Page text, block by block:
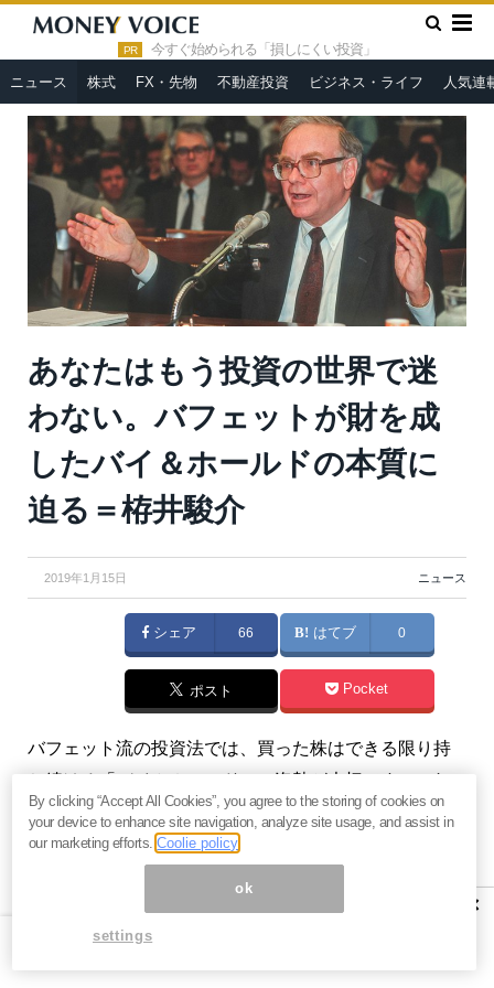
PR 今すぐ始められる「損しにくい投資」
ニュース 株式 FX・先物 不動産投資 ビジネス・ライフ 人気連
HOME » ニュース »
あなたはもう投資の世界で迷わない。バフ
ェットが財を成したバイ＆ホールドの本質に迫る＝栫井駿介
あなたはもう投資の世界で迷
わない。バフェットが財を成
したバイ＆ホールドの本質に
迫る＝栫井駿介
2019年1月15日 ニュース
シェア 66 はてブ 0
ポスト Pocket
バフェット流の投資法では、買った株はできる限り持
ち続ける「バイ＆ホールド」の姿勢が大切です。これ
には哲学的な理由だけではなく、そうした方が良い合
理的な理由があります。今回は、つばめ投資顧問代
気著者でもある栫井駿介氏の連載『誰でもバフェット
投資術 〜 バイ・アンド・ホールドで人生100年時代の
資産を築く』第7回をお届けします。
×
By clicking “Accept All Cookies”, you agree to the storing of cookies on
your device to enhance site navigation, analyze site usage, and assist in
our marketing efforts.Coolie policy
ok
settings